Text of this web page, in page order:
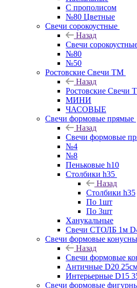
С прополисом
№80 Цветные
Свечи сорокоустные
Назад
Свечи
№80
№50
Ростовские Свечи ТМ
Назад
Ростовские Свечи
МИНИ
ЧАСОВЫЕ
Свечи формовые прямые
Назад
Свечи формовые
№4
№8
Пеньковые h10
Столбики h35
Назад
Столбики h35
По 1шт
По 3шт
Ханукальные
Свечи СТОЛБ 1м
Свечи формовые
Назад
Свечи формовые
Античные D20
Интерьерные D15
Свечи формовые